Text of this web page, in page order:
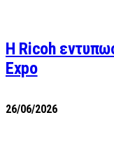
Η Ricoh
Expo
26/06/2026